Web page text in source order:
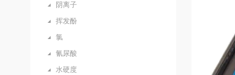
阴离子
挥发酚
氯
氰尿酸
水硬度